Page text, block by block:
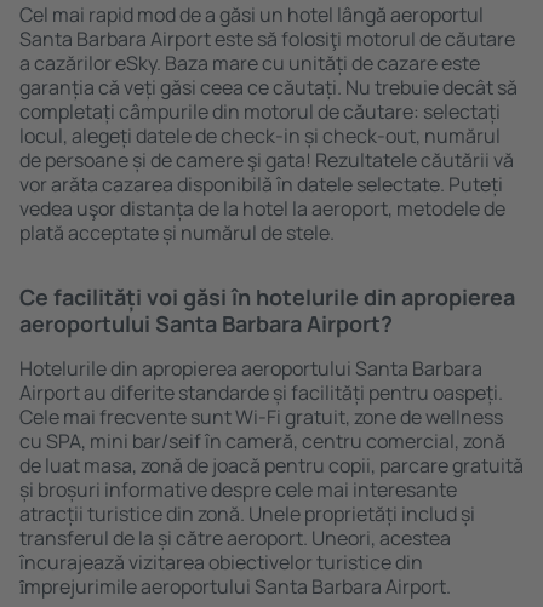
Cel mai rapid mod de a găsi un hotel lângă aeroportul
Santa Barbara Airport este să folosiţi motorul de căutare
a cazărilor eSky. Baza mare cu unități de cazare este
garanția că veți găsi ceea ce căutați. Nu trebuie decât să
completați câmpurile din motorul de căutare: selectați
locul, alegeți datele de check-in și check-out, numărul
de persoane și de camere şi gata! Rezultatele căutării vă
vor arăta cazarea disponibilă în datele selectate. Puteți
vedea uşor distanța de la hotel la aeroport, metodele de
plată acceptate și numărul de stele.
Ce facilități voi găsi în hotelurile din apropierea
aeroportului Santa Barbara Airport?
Hotelurile din apropierea aeroportului Santa Barbara
Airport au diferite standarde și facilități pentru oaspeți.
Cele mai frecvente sunt Wi-Fi gratuit, zone de wellness
cu SPA, mini bar/seif în cameră, centru comercial, zonă
de luat masa, zonă de joacă pentru copii, parcare gratuită
și broșuri informative despre cele mai interesante
atracții turistice din zonă. Unele proprietăți includ și
transferul de la și către aeroport. Uneori, acestea
încurajează vizitarea obiectivelor turistice din
ȋmprejurimile aeroportului Santa Barbara Airport.